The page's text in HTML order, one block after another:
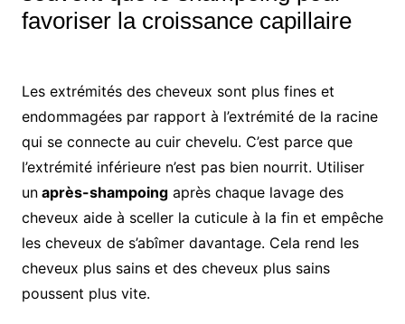
favoriser la croissance capillaire
Les extrémités des cheveux sont plus fines et
endommagées par rapport à l’extrémité de la racine
qui se connecte au cuir chevelu. C’est parce que
l’extrémité inférieure n’est pas bien nourrit. Utiliser
unaprès-shampoingaprès chaque lavage des
cheveux aide à sceller la cuticule à la fin et empêche
les cheveux de s’abîmer davantage. Cela rend les
cheveux plus sains et des cheveux plus sains
poussent plus vite.